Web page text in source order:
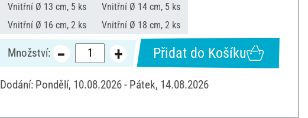
Vnitřní Ø 13 cm, 5 ks
Vnitřní Ø 14 cm, 5 ks
Vnitřní Ø 16 cm, 2 ks
Vnitřní Ø 18 cm, 2 ks
Množství: Přidat do Košíku
Dodání: Pondělí, 10.08.2026 - Pátek, 14.08.2026